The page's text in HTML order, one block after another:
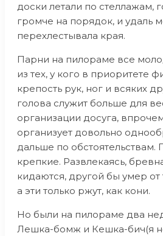
доски летали по стеллажам,
громче на порядок, и удаль
перехлестывала края.
Парни на пилораме все
из тех, у кого в приоритете
крепость рук, ног и всяких
голова служит больше для
организации досуга,
организует довольно
дальше по обстоятельствам.
крепкие. Развлекаясь,
кидаются, другой бы умер от
а эти только ржут, как кони.
Но были на пилораме два
Лешка-бомж и Кешка-бич(я